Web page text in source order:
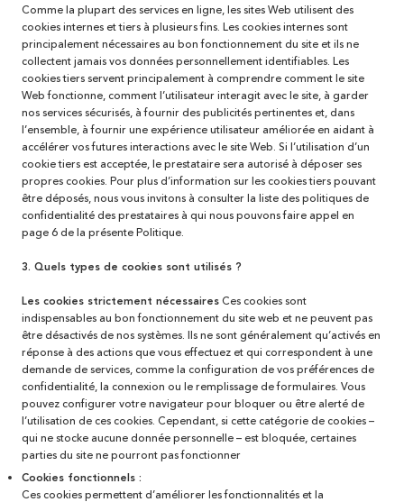
Comme la plupart des services en ligne, les sites Web utilisent des
cookies internes et tiers à plusieurs fins. Les cookies internes sont
principalement nécessaires au bon fonctionnement du site et ils ne
collectent jamais vos données personnellement identifiables. Les
cookies tiers servent principalement à comprendre comment le site
Web fonctionne, comment l’utilisateur interagit avec le site, à garder
nos services sécurisés, à fournir des publicités pertinentes et, dans
l’ensemble, à fournir une expérience utilisateur améliorée en aidant à
accélérer vos futures interactions avec le site Web. Si l’utilisation d’un
cookie tiers est acceptée, le prestataire sera autorisé à déposer ses
propres cookies. Pour plus d’information sur les cookies tiers pouvant
être déposés, nous vous invitons à consulter la liste des politiques de
confidentialité des prestataires à qui nous pouvons faire appel en
page 6 de la présente Politique.
3. Quels types de cookies sont utilisés ?
Les cookies strictement nécessairesCes cookies sont
indispensables au bon fonctionnement du site web et ne peuvent pas
être désactivés de nos systèmes. Ils ne sont généralement qu’activés en
réponse à des actions que vous effectuez et qui correspondent à une
demande de services, comme la configuration de vos préférences de
confidentialité, la connexion ou le remplissage de formulaires. Vous
pouvez configurer votre navigateur pour bloquer ou être alerté de
l’utilisation de ces cookies. Cependant, si cette catégorie de cookies –
qui ne stocke aucune donnée personnelle – est bloquée, certaines
parties du site ne pourront pas fonctionner
Cookies fonctionnels :
Ces cookies permettent d’améliorer les fonctionnalités et la